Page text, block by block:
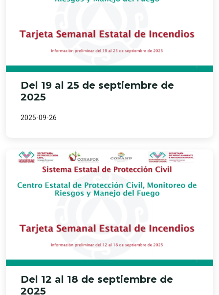
Del 19 al 25 de septiembre de
2025
2025-09-26
Del 12 al 18 de septiembre de
2025